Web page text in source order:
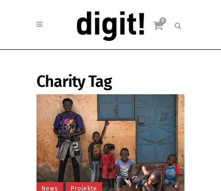
0
Charity Tag
News Projekte